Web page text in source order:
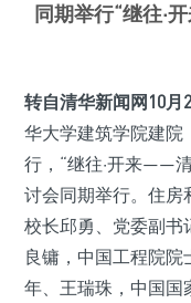
同期举行“继往·
转自清华新闻网10月
华大学建筑学院建院
行，“继往·开来——
讨会同期举行。住房
校长邱勇、党委副书
良镛，中国工程院
年、王瑞珠，中国国